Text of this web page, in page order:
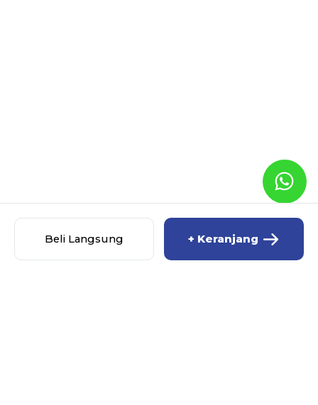
Beli Langsung + Keranjang